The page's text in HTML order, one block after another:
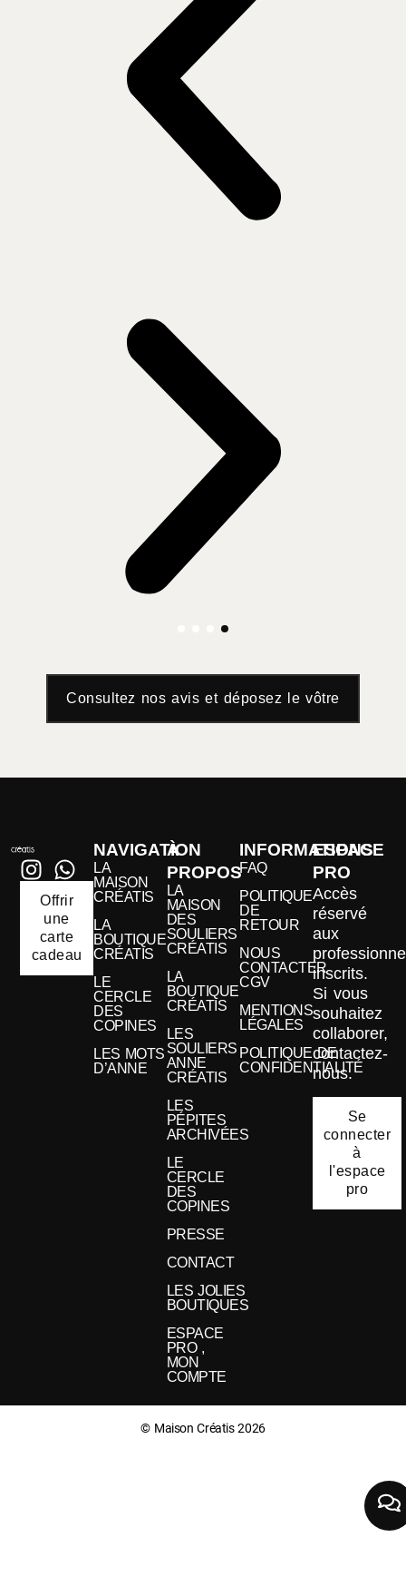
Consultez nos avis et déposez le vôtre
Offrir
une
carte
cadeau
NAVIGATION
LA
MAISON
CRÉATIS
LA
BOUTIQUE
CRÉATIS
LE
CERCLE
DES
COPINES
LES MOTS
D’ANNE
À
PROPOS
LA
MAISON
DES
SOULIERS
CRÉATIS
LA
BOUTIQUE
CRÉATIS
LES
SOULIERS
ANNE
CRÉATIS
LES
PÉPITES
ARCHIVÉES
LE
CERCLE
DES
COPINES
PRESSE
CONTACT
LES JOLIES
BOUTIQUES
ESPACE
PRO ,
MON
COMPTE
INFORMATIONS
FAQ
POLITIQUE
DE
RETOUR
NOUS
CONTACTER
CGV
MENTIONS
LÉGALES
POLITIQUE DE
CONFIDENTIALITÉ
ESPACE
PRO
Accès
réservé
aux
inscrits.
Si vous
souhaitez
collaborer,
contactez-
nous.
Se
connecter
à
l'espace
pro
© Maison Créatis 2026